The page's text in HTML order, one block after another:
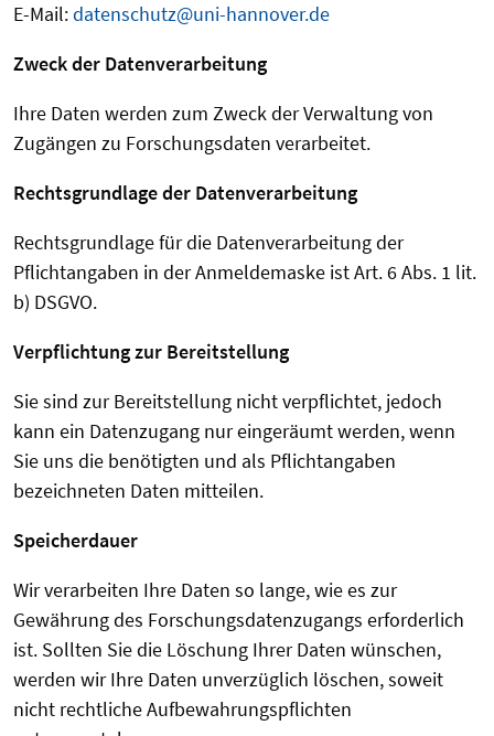
E-Mail:datenschutz@uni-hannover.de
Zweck der Datenverarbeitung
Ihre Daten werden zum Zweck der Verwaltung von
Zugängen zu Forschungsdaten verarbeitet.
Rechtsgrundlage der Datenverarbeitung
Rechtsgrundlage für die Datenverarbeitung der
Pflichtangaben in der Anmeldemaske ist Art. 6 Abs. 1 lit.
b) DSGVO.
Verpflichtung zur Bereitstellung
Sie sind zur Bereitstellung nicht verpflichtet, jedoch
kann ein Datenzugang nur eingeräumt werden, wenn
Sie uns die benötigten und als Pflichtangaben
bezeichneten Daten mitteilen.
Speicherdauer
Wir verarbeiten Ihre Daten so lange, wie es zur
Gewährung des Forschungsdatenzugangs erforderlich
ist. Sollten Sie die Löschung Ihrer Daten wünschen,
werden wir Ihre Daten unverzüglich löschen, soweit
nicht rechtliche Aufbewahrungspflichten